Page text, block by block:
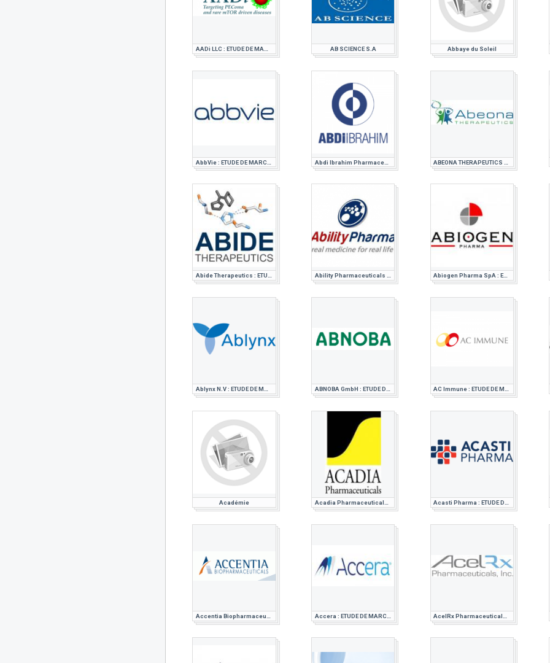
AB SCIENCE S.A Abbaye du Soleil
Abdi Ibrahim Pharmaceuticals : ETUDE DE MARCHE PHARMACEUTIQUE
Abide Therapeutics : ETUDE DE MARCHE PHARMACEUTIQUE Ability Pharmaceuticals : ETUDE DE MARCHE PHARMACEUTIQUE Abiogen Pharma SpA : ETUDE DE MARCHE PHARMACEUTIQUE
Académie